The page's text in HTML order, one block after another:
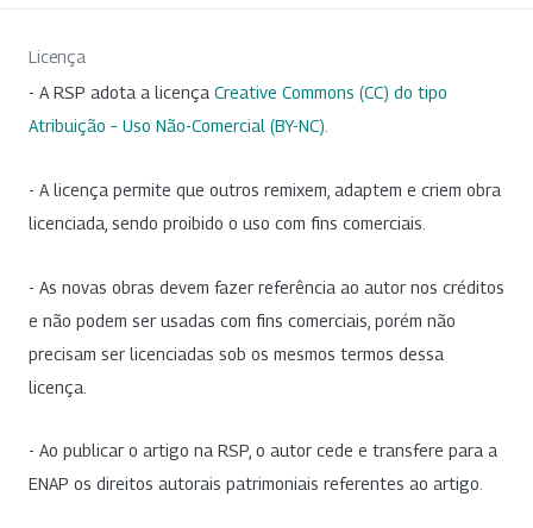
Licença
- A RSP adota a licença Creative Commons (CC) do tipo
Atribuição – Uso Não-Comercial (BY-NC)
- A licença permite que outros remixem, adaptem e criem obra
licenciada, sendo proibido o uso com fins comerciais.
- As novas obras devem fazer referência ao autor nos créditos
e não podem ser usadas com fins comerciais, porém não
precisam ser licenciadas sob os mesmos termos dessa
licença.
- Ao publicar o artigo na RSP, o autor cede e transfere para a
ENAP os direitos autorais patrimoniais referentes ao artigo.